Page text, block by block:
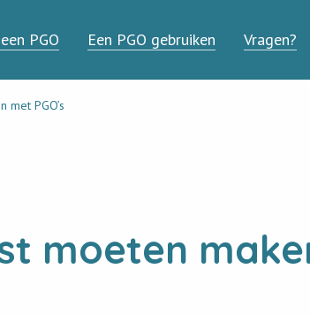
PGO Een PGO gebruiken Vragen?
met PGO’s
moeten